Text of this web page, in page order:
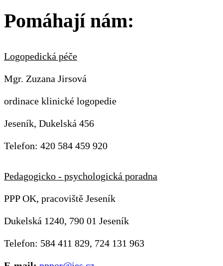
Pomáhají nám:
Logopedická péče
Mgr. Zuzana Jirsová
ordinace klinické logopedie
Jeseník, Dukelská 456
Telefon: 420 584 459 920
Pedagogicko - psychologická poradna
PPP OK, pracoviště Jeseník
Dukelská 1240, 790 01 Jeseník
Telefon: 584 411 829, 724 131 963